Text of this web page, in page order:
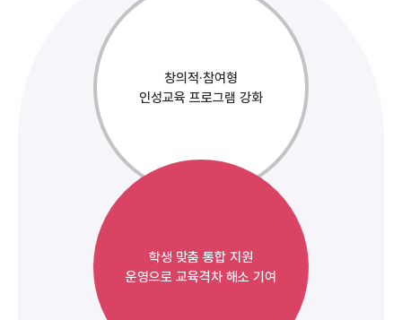
창의적·참여형
인성교육 프로그램 강화
학생 맞춤 통합 지원
운영으로 교육격차 해소 기여